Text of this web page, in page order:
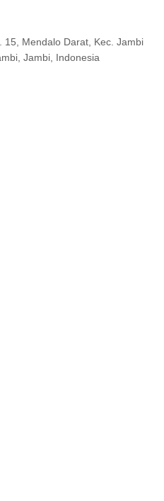
15, Mendalo Darat, Kec. Jambi
Jambi, Indonesia